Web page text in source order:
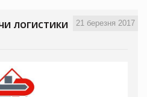
21 березня 2017
ЛОГИСТИКИ